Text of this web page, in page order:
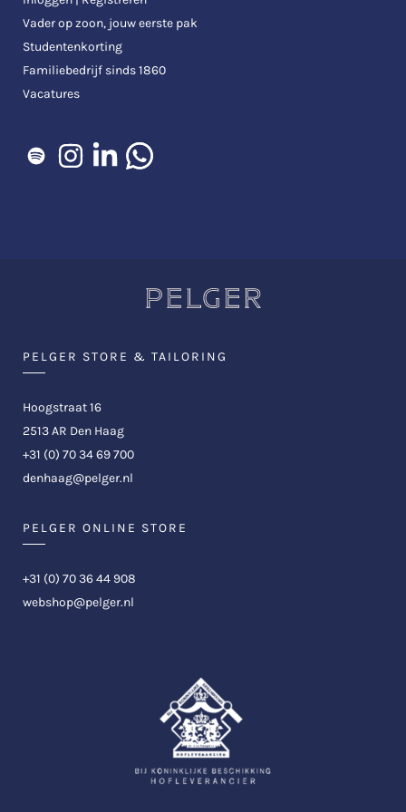
Vader op zoon, jouw eerste pak
Studentenkorting
Familiebedrijf sinds 1860
Vacatures
PELGER STORE & TAILORING
Hoogstraat 16
2513 AR Den Haag
+31 (0) 70 34 69 700
denhaag@pelger.nl
PELGER ONLINE STORE
+31 (0) 70 36 44 908
webshop@pelger.nl